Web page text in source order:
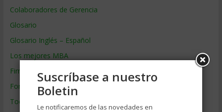
Colaboradores de Gerencia
Glosario
Glosario Inglés – Español
Los mejores MBA
Firmas de Gerencia
Formación de Gerencia
Todos los Temas
Suscríbase a nuestro
Boletin
Le notificaremos de las novedades en